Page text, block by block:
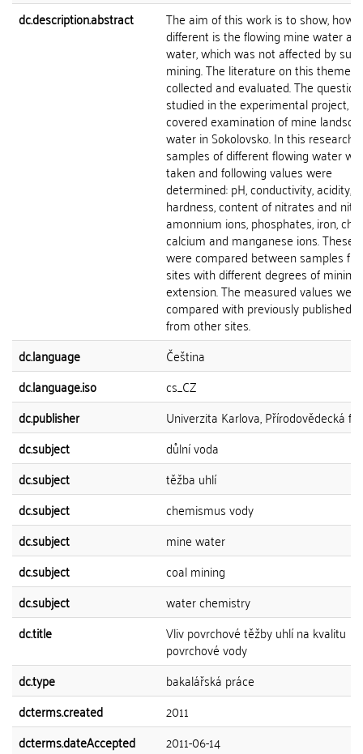
dc.description.abstract
The aim of this work is to show, how
different is the flowing mine water
water, which was not affected by
mining. The literature on this theme
collected and evaluated. The
studied in the experimental project,
covered examination of mine
water in Sokolovsko. In this research,
samples of different flowing water
taken and following values were
determined: pH, conductivity, acidity,
hardness, content of nitrates and
amonnium ions, phosphates, iron,
calcium and manganese ions. These
were compared between samples
sites with different degrees of mining
extension. The measured values were
compared with previously published
from other sites.
dc.language
Čeština
dc.language.iso
cs_CZ
dc.publisher
Univerzita Karlova, Přírodovědecká
dc.subject
důlní voda
dc.subject
těžba uhlí
dc.subject
chemismus vody
dc.subject
mine water
dc.subject
coal mining
dc.subject
water chemistry
dc.title
Vliv povrchové těžby uhlí na kvalitu
povrchové vody
dc.type
bakalářská práce
dcterms.created
2011
dcterms.dateAccepted
2011-06-14